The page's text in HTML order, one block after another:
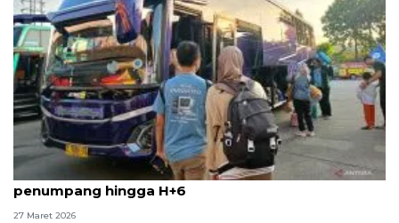
Terminal Kampung Rambutan layani 22 ribu lebih
penumpang hingga H+6
27 Maret 2026